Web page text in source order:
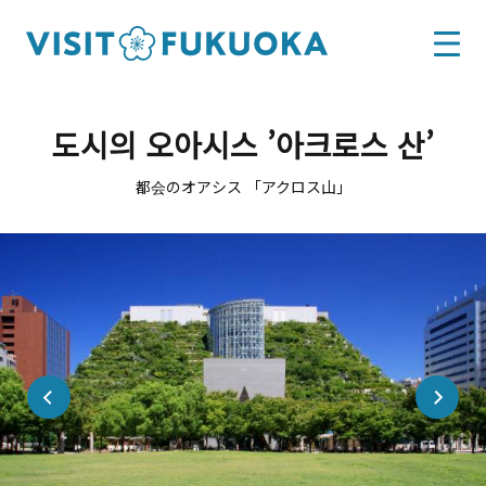
도시의 오아시스 ’아크로스 산’
都会のオアシス 「アクロス山」